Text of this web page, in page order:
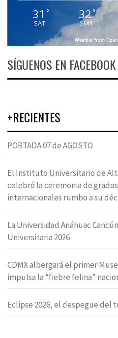
31 °
SAT
32°
SUN
Weather from
SÍGUENOS EN FACEBOOK
+RECIENTES
PORTADA 07 de AGOSTO
El Instituto Universitario de
celebró la ceremonia de
internacionales rumbo a su
La Universidad Anáhuac
Universitaria 2026
CDMX albergará el primer
impulsa la “fiebre felina”
Eclipse 2026, el despegue del